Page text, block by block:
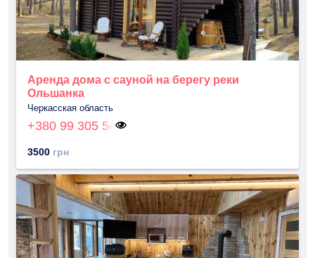
Аренда дома с сауной на берегу реки
Ольшанка
Черкасская область
+380 99 305 54
3500 грн